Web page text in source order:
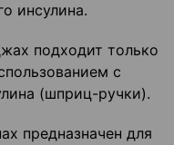
инсулина.
подходит только
с
(шприц-ручки).
предназначен для